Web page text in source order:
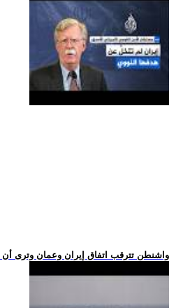
.. واشنطن تترقب اتفاق إيران وعمان وترى